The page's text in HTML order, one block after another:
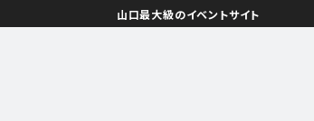
山口最大級のイベントサイト